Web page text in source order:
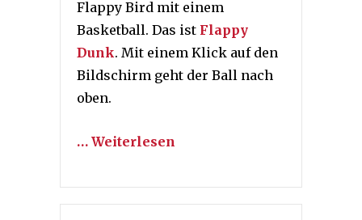
Flappy Bird mit einem
Basketball. Das ist Flappy
Dunk. Mit einem Klick auf den
Bildschirm geht der Ball nach
oben.
… Weiterlesen